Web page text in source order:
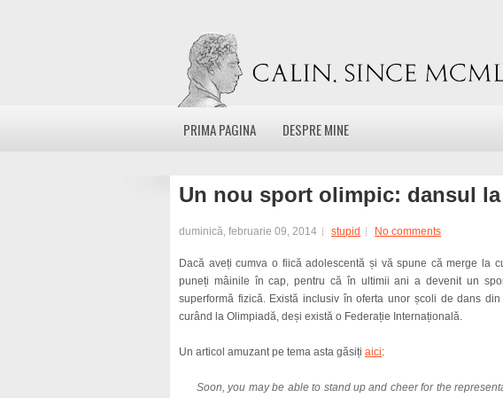
PRIMA PAGINA DESPRE MINE
Un nou sport olimpic: dansul
duminică, februarie 09, 2014 stupid No comments
Dacă aveți cumva o fiică adolescentă și vă spune că merge la
puneți mâinile în cap, pentru că în ultimii ani a devenit un
superformă fizică. Există inclusiv în oferta unor școli de dans
curând la Olimpiadă, deși există o Federație Internațională.
Un articol amuzant pe tema asta găsiți aici:
Soon, you may be able to stand up and cheer for the